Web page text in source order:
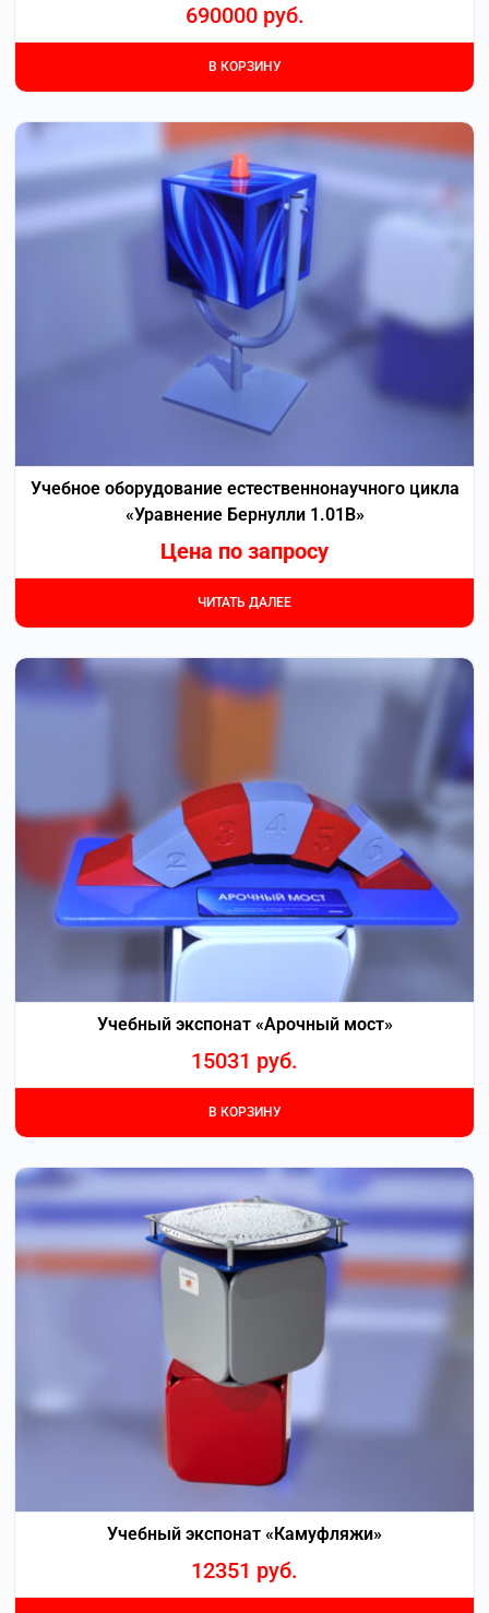
690000 руб.
В КОРЗИНУ
Учебное оборудование естественнонаучного цикла
«Уравнение Бернулли 1.01В»
Цена по запросу
ЧИТАТЬ ДАЛЕЕ
Учебный экспонат «Арочный мост»
15031 руб.
В КОРЗИНУ
Учебный экспонат «Камуфляжи»
12351 руб.